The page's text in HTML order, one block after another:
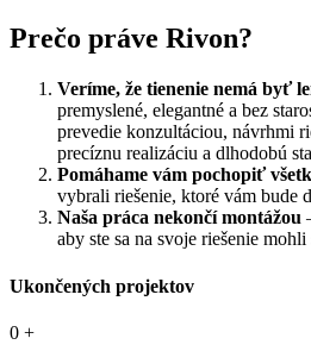
Prečo práve Rivon?
Veríme, že tienenie nemá byť
premyslené, elegantné a bez
prevedie konzultáciou, návrhmi
precíznu realizáciu a dlhodobú
Pomáhame vám pochopiť
vybrali riešenie, ktoré vám bude
Naša práca nekončí montážou
aby ste sa na svoje riešenie
Ukončených projektov
0 +